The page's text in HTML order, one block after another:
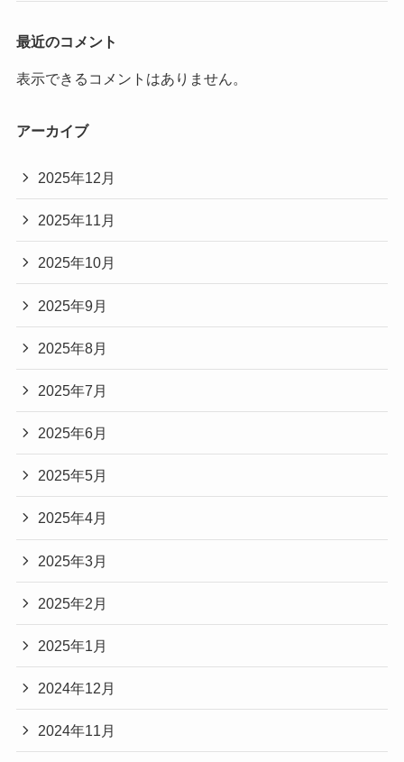
最近のコメント
表示できるコメントはありません。
アーカイブ
2025年12月
2025年11月
2025年10月
2025年9月
2025年8月
2025年7月
2025年6月
2025年5月
2025年4月
2025年3月
2025年2月
2025年1月
2024年12月
2024年11月